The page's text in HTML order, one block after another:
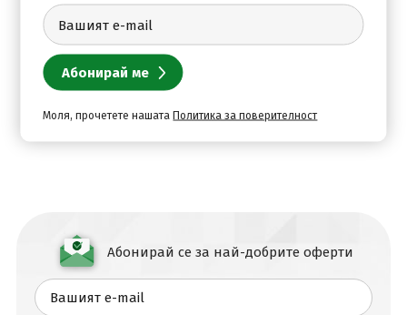
Travel Desk
Wi-Fi Internet Access
Абонирай се за най-добрите оферти
Моля, прочетете нашатаПолитика за поверителност